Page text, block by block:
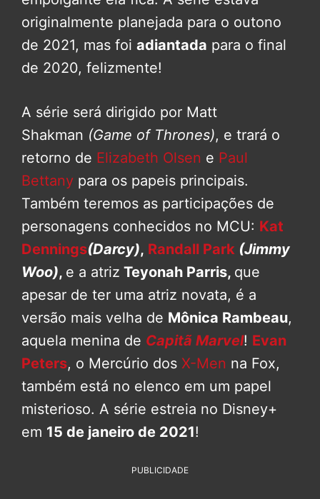
originalmente planejada para o outono
de 2021, mas foi adiantada para o final
de 2020, felizmente!
A série será dirigido por Matt
Shakman (Game of Thrones), e trará o
retorno de Elizabeth Olsen e Paul
Bettany para os papeis principais.
Também teremos as participações de
personagens conhecidos no MCU: Kat
Dennings(Darcy), Randall Park (Jimmy
Woo), e a atriz Teyonah Parris, que
apesar de ter uma atriz novata, é a
versão mais velha de Mônica Rambeau,
aquela menina de Capitã Marvel! Evan
Peters, o Mercúrio dos X-Men na Fox,
também está no elenco em um papel
misterioso. A série estreia no Disney+
em 15 de janeiro de 2021!
PUBLICIDADE